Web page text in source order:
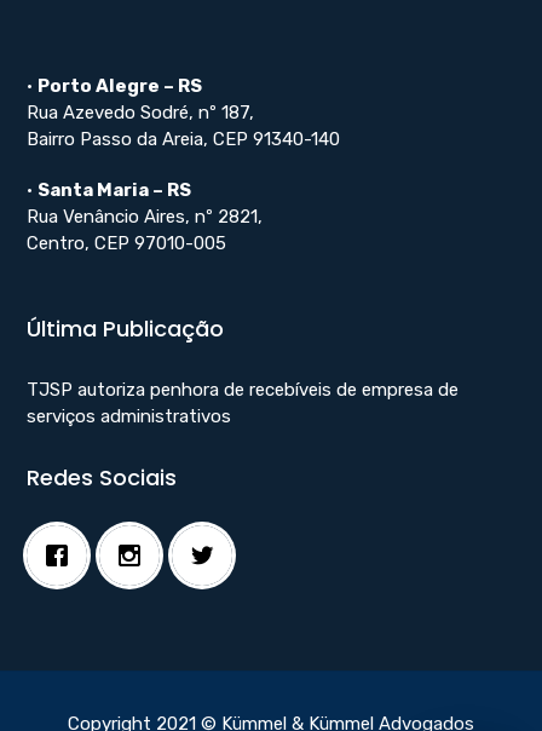
• Porto Alegre – RS
Rua Azevedo Sodré, nº 187,
Bairro Passo da Areia, CEP 91340-140
• Santa Maria – RS
Rua Venâncio Aires, nº 2821,
Centro, CEP 97010-005
Última Publicação
TJSP autoriza penhora de recebíveis de empresa de
serviços administrativos
Redes Sociais
Copyright 2021 © Kümmel & Kümmel Advogados